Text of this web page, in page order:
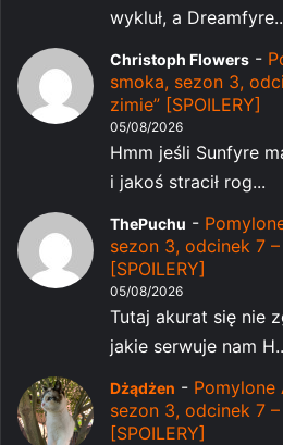
wykluł, a
Christoph Flowers -
smoka, sezon 3,
zimie” [SPOILERY]
05/08/2026
Hmm jeśli Sunfyre
i jakoś stracił rog...
ThePuchu -
sezon 3, odcinek 7
[SPOILERY]
05/08/2026
Tutaj akurat się nie
jakie serwuje nam
Dżądżen - Pomylone
sezon 3, odcinek 7
[SPOILERY]